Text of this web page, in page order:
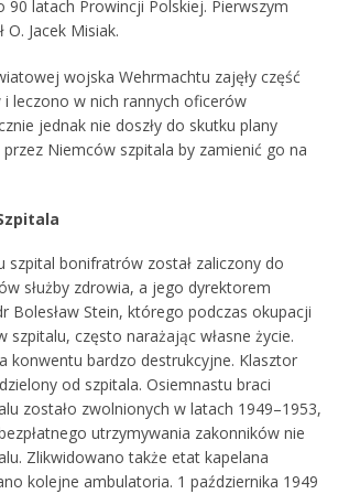
latach Prowincji Polskiej. Pierwszym
O. Jacek Misiak.
wojska Wehrmachtu zajęły część
leczono w nich rannych oficerów
jednak nie doszły do skutku plany
Niemców szpitala by zamienić go na
szpital bonifratrów został zaliczony do
służby zdrowia, a jego dyrektorem
Bolesław Stein, którego podczas okupacji
szpitalu, często narażając własne życie.
konwentu bardzo destrukcyjne. Klasztor
od szpitala. Osiemnastu braci
zostało zwolnionych w latach 1949–1953,
utrzymywania zakonników nie
Zlikwidowano także etat kapelana
kolejne ambulatoria. 1 października 1949